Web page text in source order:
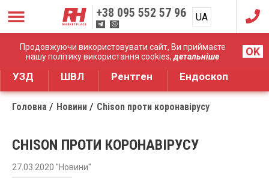
Продовжуючи використовувати сайт, Ви приймаєте
нашу політику використання cookies,детальніше OK
+38 095 552 57 96 UA
RU
Дистрибуція медичного обладнання
УЗД ШВЛ Рентген Ендоскоп
Головна Новини Chison проти коронавірусу
CHISON ПРОТИ КОРОНАВІРУСУ
27.03.2020 "Новини"